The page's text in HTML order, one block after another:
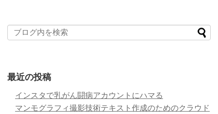
最近の投稿
インスタで乳がん闘病アカウントにハマる
マンモグラフィ撮影技術テキスト作成のためのクラウド